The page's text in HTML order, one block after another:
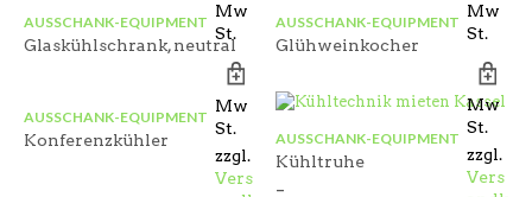
Mw
St.
AUSSCHANK-EQUIPMENT
Glaskühlschrank, neutral
Mw
St.
AUSSCHANK-EQUIPMENT
Glühweinkocher
inkl.
19 %
Mw
St.
zzgl.
Vers
AUSSCHANK-EQUIPMENT
Konferenzkühler
inkl.
Mw
St.
zzgl.
Vers
AUSSCHANK-EQUIPMENT
Kühltruhe
–